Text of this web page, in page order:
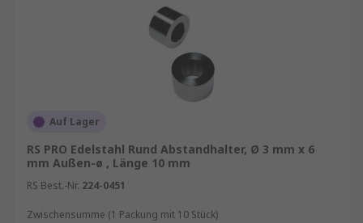
Auf Lager
RS PRO Edelstahl Rund Abstandhalter, Ø 3 mm x 6
mm Außen-ø , Länge 10 mm
RS Best.-Nr. 224-0451
Zwischensumme (1 Packung mit 10 Stück)